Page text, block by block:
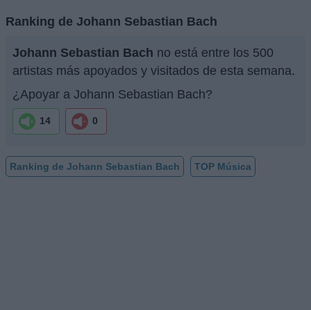
Ranking de Johann Sebastian Bach
Johann Sebastian Bach no está entre los 500
artistas más apoyados y visitados de esta semana.
¿Apoyar a Johann Sebastian Bach?
14 0
Ranking de Johann Sebastian Bach TOP Música